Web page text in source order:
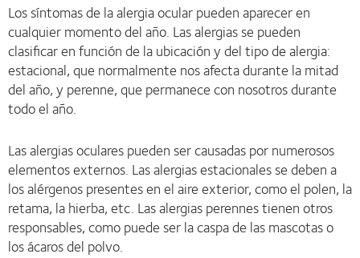
Los síntomas de la alergia ocular pueden aparecer en
cualquier momento del año. Las alergias se pueden
clasificar en función de la ubicación y del tipo de alergia:
estacional, que normalmente nos afecta durante la mitad
del año, y perenne, que permanece con nosotros durante
todo el año.
Las alergias oculares pueden ser causadas por numerosos
elementos externos. Las alergias estacionales se deben a
los alérgenos presentes en el aire exterior, como el polen, la
retama, la hierba, etc. Las alergias perennes tienen otros
responsables, como puede ser la caspa de las mascotas o
los ácaros del polvo.